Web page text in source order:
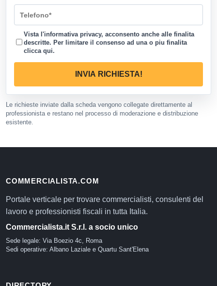
Vista l'informativa privacy, acconsento anche alle finalita
descritte. Per limitare il consenso ad una o piu finalita
clicca qui.
INVIA RICHIESTA!
Le richieste inviate dalla scheda vengono collegate direttamente al
professionista e restano nel processo di moderazione e distribuzione
esistente.
COMMERCIALISTA.COM
Portale verticale per trovare commercialisti, consulenti del
lavoro e professionisti fiscali in tutta Italia.
Commercialista.it S.r.l. a socio unico
Sede legale: Via Boezio 4c, Roma
Sedi operative: Albano Laziale e Quartu Sant'Elena